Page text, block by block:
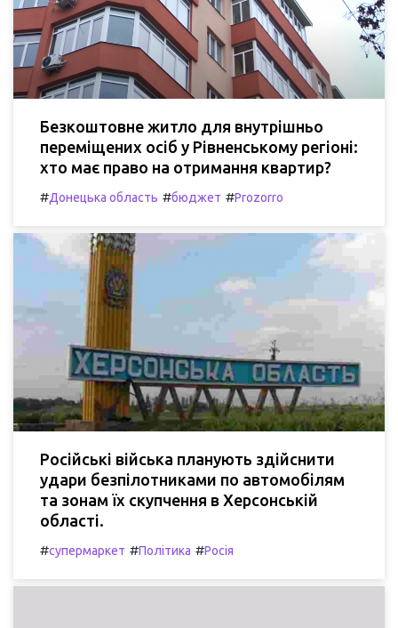
Безкоштовне житло для внутрішньо
переміщених осіб у Рівненському регіоні:
хто має право на отримання квартир?
#Донецька область #бюджет #Prozorro
Російські війська планують здійснити
удари безпілотниками по автомобілям
та зонам їх скупчення в Херсонській
області.
#супермаркет #Політика #Росія